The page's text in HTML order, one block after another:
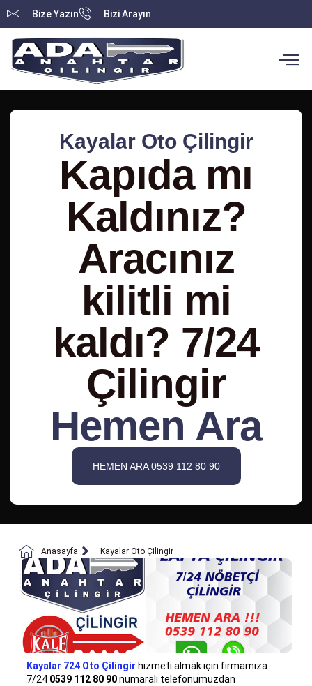
Bize Yazın Bizi Arayın
Kayalar Oto Çilingir
Kapıda mı
Kaldınız?
Aracınız
kilitli mi
kaldı? 7/24
Çilingir
Hemen Ara
HEMEN ARA 0539 112 80 90
Anasayfa Kayalar Oto Çilingir
Kayalar 724 Oto Çilingir hizmeti almak için firmamıza
7/24 0539 112 80 90numaralı telefonumuzdan